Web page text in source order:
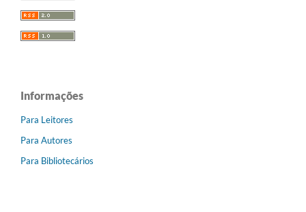
Informações
Para Leitores
Para Autores
Para Bibliotecários